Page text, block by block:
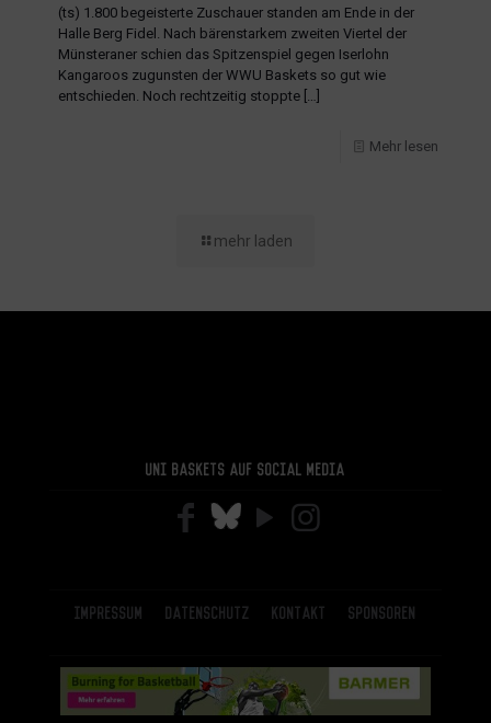
(ts) 1.800 begeisterte Zuschauer standen am Ende in der
Halle Berg Fidel. Nach bärenstarkem zweiten Viertel der
Münsteraner schien das Spitzenspiel gegen Iserlohn
Kangaroos zugunsten der WWU Baskets so gut wie
entschieden. Noch rechtzeitig stoppte […]
Mehr lesen
mehr laden
Uni Baskets auf Social Media
Impressum Datenschutz Kontakt Sponsoren